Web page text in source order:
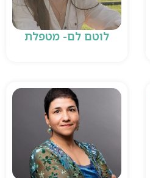
לוטם לם- מטפלת